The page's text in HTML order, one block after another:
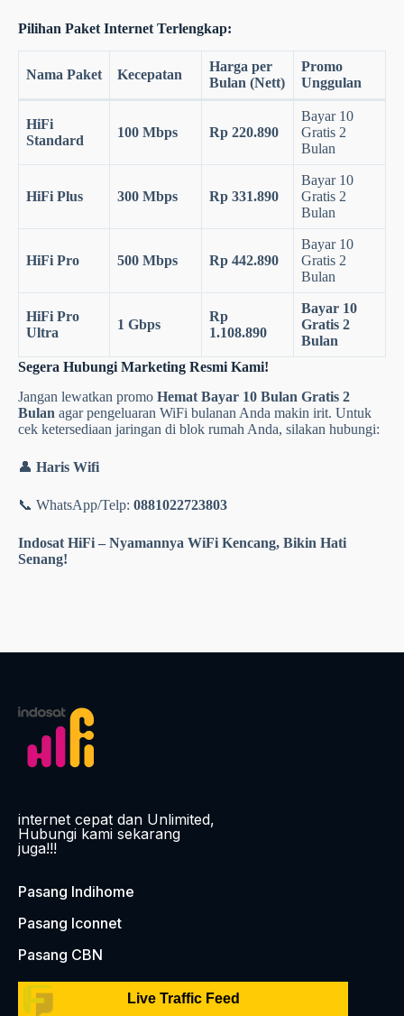
Pilihan Paket Internet Terlengkap:
Nama Paket Kecepatan
Harga per
Bulan (Nett)
Promo
Unggulan
HiFi
Standard
100 Mbps Rp 220.890
Bayar 10
Gratis 2
Bulan
HiFi Plus 300 Mbps Rp 331.890
Bayar 10
Gratis 2
Bulan
HiFi Pro 500 Mbps Rp 442.890
Bayar 10
Gratis 2
Bulan
HiFi Pro
Ultra
1 Gbps
Rp
1.108.890
Bayar 10
Gratis 2
Bulan
Segera Hubungi Marketing Resmi Kami!
Jangan lewatkan promo Hemat Bayar 10 Bulan Gratis 2
Bulan agar pengeluaran WiFi bulanan Anda makin irit. Untuk
cek ketersediaan jaringan di blok rumah Anda, silakan hubungi:
👤 Haris Wifi
📞 WhatsApp/Telp: 0881022723803
Indosat HiFi – Nyamannya WiFi Kencang, Bikin Hati
Senang!
internet cepat dan Unlimited,
Hubungi kami sekarang
juga!!!
Pasang Indihome
Pasang Iconnet
Pasang CBN
Live Traffic Feed